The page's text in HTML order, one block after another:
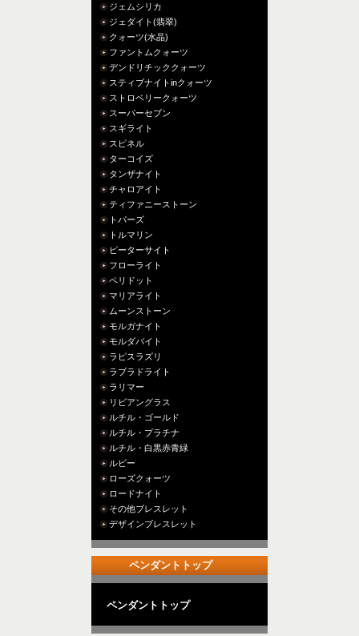
ジェムシリカ
ジェダイト(翡翠)
クォーツ(水晶)
ファントムクォーツ
デンドリチッククォーツ
スティブナイトinクォーツ
ストロベリークォーツ
スーパーセブン
スギライト
スピネル
ターコイズ
タンザナイト
チャロアイト
ティファニーストーン
トパーズ
トルマリン
ピーターサイト
フローライト
ペリドット
マリアライト
ムーンストーン
モルガナイト
モルダバイト
ラピスラズリ
ラブラドライト
ラリマー
リビアングラス
ルチル・ゴールド
ルチル・プラチナ
ルチル・白黒赤青緑
ルビー
ローズクォーツ
ロードナイト
その他ブレスレット
デザインブレスレット
ペンダントトップ
ペンダントトップ